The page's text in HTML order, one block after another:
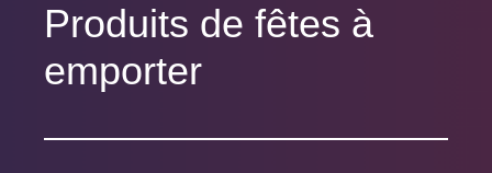
Produits de fêtes à
emporter